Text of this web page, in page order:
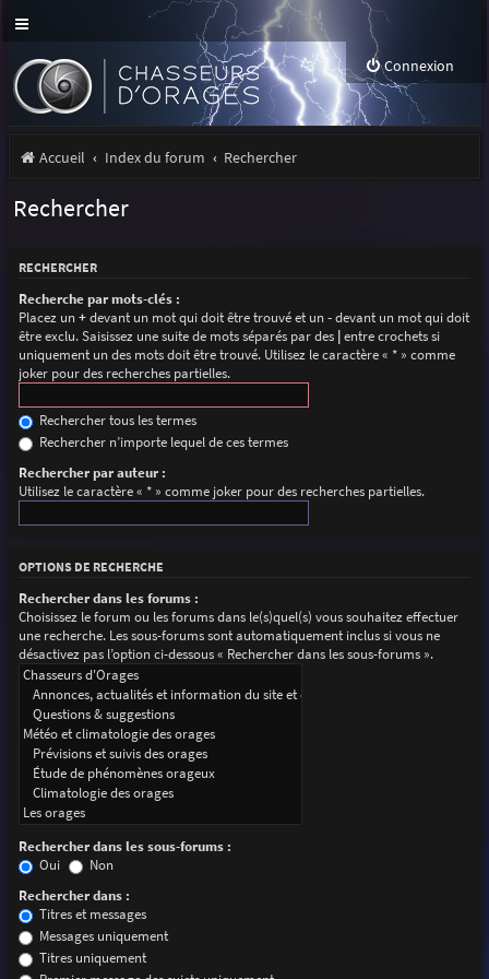
Connexion
Accueil Index du forum Rechercher
Rechercher
RECHERCHER
Recherche par mots-clés :
Placez un+devant un mot qui doit être trouvé et un-devant un mot qui doit
être exclu. Saisissez une suite de mots séparés par des |entre crochets si
uniquement un des mots doit être trouvé. Utilisez le caractère « * » comme
joker pour des recherches partielles.
Rechercher tous les termes
Rechercher n’importe lequel de ces termes
Rechercher par auteur :
Utilisez le caractère « * » comme joker pour des recherches partielles.
OPTIONS DE RECHERCHE
Rechercher dans les forums :
Choisissez le forum ou les forums dans le(s)quel(s) vous souhaitez effectuer
une recherche. Les sous-forums sont automatiquement inclus si vous ne
désactivez pas l’option ci-dessous « Rechercher dans les sous-forums ».
Rechercher dans les sous-forums :
Oui
Non
Rechercher dans :
Titres et messages
Messages uniquement
Titres uniquement